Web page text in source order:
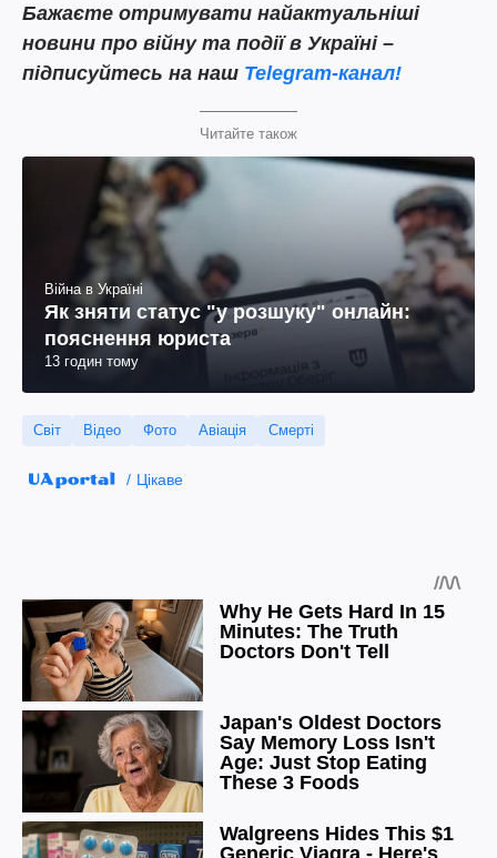
Бажаєте отримувати найактуальніші
новини про війну та події в Україні –
підписуйтесь на наш Telegram-канал!
Читайте також
Війна в Україні
Як зняти статус "у розшуку" онлайн:
пояснення юриста
13 годин тому
Світ Відео Фото Авіація Смерті
Цікаве